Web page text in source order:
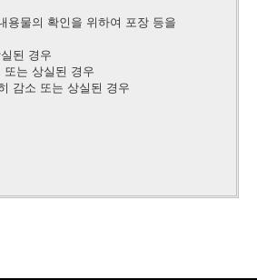
물의 확인을 위하여 포장 등을
된 경우
는 상실된 경우
감소 또는 상실된 경우